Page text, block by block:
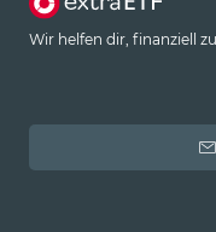
Wir helfen dir, finanziell